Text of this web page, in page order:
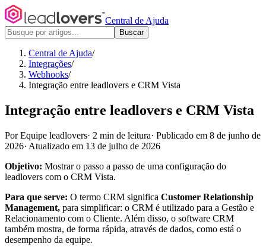
Central de Ajuda
Buscar
Central de Ajuda/
Integrações/
Webhooks/
Integração entre leadlovers e CRM Vista
Integração entre leadlovers e CRM Vista
Por Equipe leadlovers· 2 min de leitura· Publicado em 8 de junho de
2026· Atualizado em 13 de julho de 2026
Objetivo: Mostrar o passo a passo de uma configuração do
leadlovers com o CRM Vista.
Para que serve: O termo CRM significa Customer Relationship
Management, para simplificar: o CRM é utilizado para a Gestão e
Relacionamento com o Cliente. Além disso, o software CRM
também mostra, de forma rápida, através de dados, como está o
desempenho da equipe.